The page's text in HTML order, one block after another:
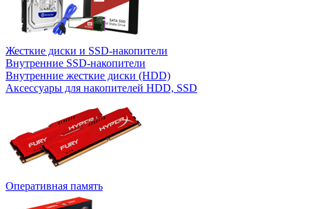
Жесткие диски и SSD-накопители
Внутренние SSD-накопители
Внутренние жесткие диски (HDD)
Аксессуары для накопителей HDD, SSD
Оперативная память